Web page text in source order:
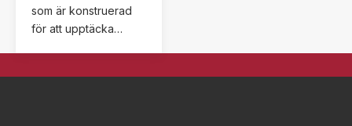
som är konstruerad
för att upptäcka